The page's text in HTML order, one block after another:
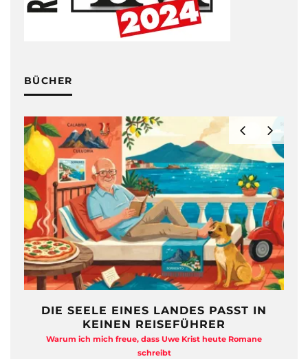
BÜCHER
EINES LANDES PASST IN
REISEFÜHRER
freue, dass Uwe Krist heute Romane
FREIHEIT
Anja Kocherscheidts